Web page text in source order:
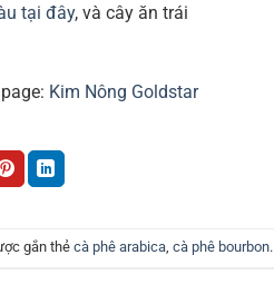
tại đây, và cây ăn trái
Kim Nông Goldstar
gắn thẻcà phê arabica, cà phê bourbon.